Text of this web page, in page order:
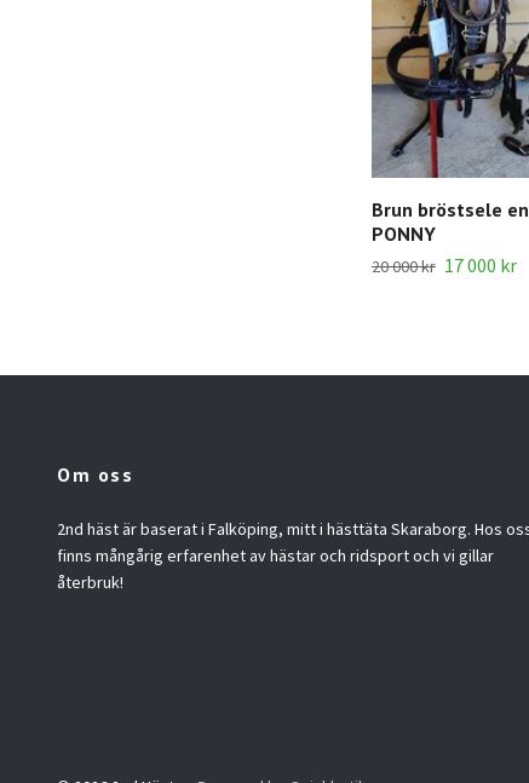
Brun bröstsele
PONNY
20 000 kr 17 000 kr
Om oss
2nd häst är baserat i Falköping, mitt i hästtäta Skaraborg. Hos
finns mångårig erfarenhet av hästar och ridsport och vi gillar
återbruk!